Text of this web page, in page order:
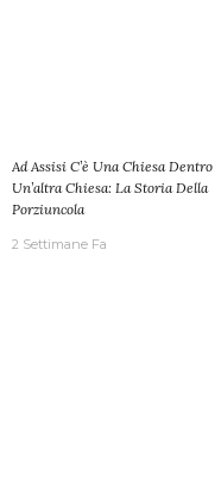
Ad Assisi C’è Una Chiesa Dentro
Un’altra Chiesa: La Storia Della
Porziuncola
2 Settimane Fa